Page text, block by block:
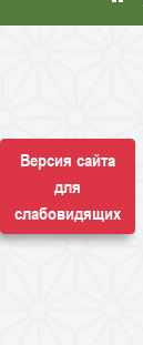
Версия сайта
для
слабовидящих